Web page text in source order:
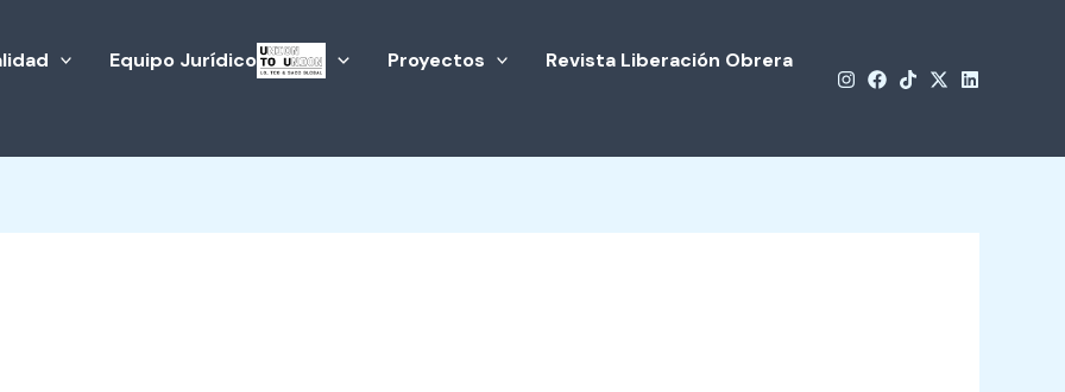
Equipo Jurídico Proyectos
Revista Liberación Obrera